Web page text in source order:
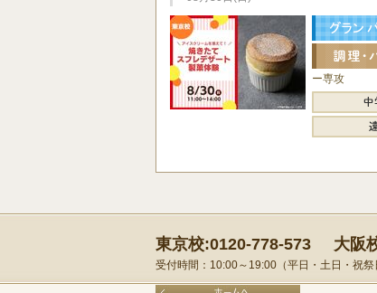
ー専攻
東京校:0120-778-573 大阪
受付時間：10:00～19:00（平日・土日・祝